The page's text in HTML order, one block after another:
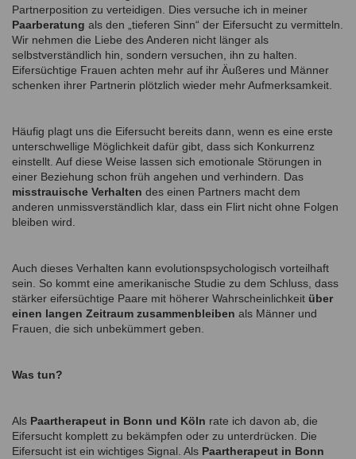
Partnerposition zu verteidigen. Dies versuche ich in meiner
Paarberatung als den „tieferen Sinn“ der Eifersucht zu vermitteln.
Wir nehmen die Liebe des Anderen nicht länger als
selbstverständlich hin, sondern versuchen, ihn zu halten.
Eifersüchtige Frauen achten mehr auf ihr Äußeres und Männer
schenken ihrer Partnerin plötzlich wieder mehr Aufmerksamkeit.
Häufig plagt uns die Eifersucht bereits dann, wenn es eine erste
unterschwellige Möglichkeit dafür gibt, dass sich Konkurrenz
einstellt. Auf diese Weise lassen sich emotionale Störungen in
einer Beziehung schon früh angehen und verhindern. Das
misstrauische Verhalten des einen Partners macht dem
anderen unmissverständlich klar, dass ein Flirt nicht ohne Folgen
bleiben wird.
Auch dieses Verhalten kann evolutionspsychologisch vorteilhaft
sein. So kommt eine amerikanische Studie zu dem Schluss, dass
stärker eifersüchtige Paare mit höherer Wahrscheinlichkeit über
einen langen Zeitraum zusammenbleiben als Männer und
Frauen, die sich unbekümmert geben.
Was tun?
Als Paartherapeut in Bonn und Köln rate ich davon ab, die
Eifersucht komplett zu bekämpfen oder zu unterdrücken. Die
Eifersucht ist ein wichtiges Signal. Als Paartherapeut in Bonn